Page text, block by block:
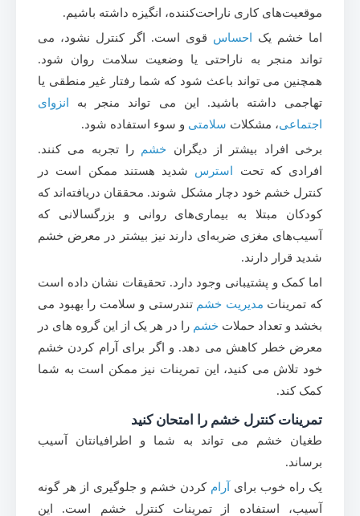
موقعیت‌های کاری ناراحت‌کننده، انگیزه داشته باشیم.
اما خشم یک
احساس قوی است. اگر کنترل نشود، می
تواند منجر به ناراحتی یا وضعیت سلامت روان شود.
همچنین می تواند باعث شود که شما رفتار غیر منطقی یا
تهاجمی داشته باشید. این می تواند منجر به انزوای
اجتماعی، مشکلات سلامتی و سوء استفاده شود.
برخی افراد بیشتر از دیگران خشم
را تجربه می کنند.
افرادی که تحت
استرس شدید هستند ممکن است در
کنترل خشم خود دچار مشکل شوند. محققان دریافته‌اند که
کودکان مبتلا به بیماری‌های روانی و بزرگسالانی که
آسیب‌های مغزی ضربه‌ای دارند نیز بیشتر در معرض خشم
شدید قرار دارند.
اما کمک و پشتیبانی وجود دارد. تحقیقات نشان داده است
که تمرینات مدیریت خشم تندرستی و سلامت را بهبود می
بخشد و تعداد حملات خشم را در هر یک از این گروه های در
معرض خطر کاهش می دهد. و اگر برای آرام کردن خشم
خود تلاش می کنید، این تمرینات نیز ممکن است به شما
کمک کند.
تمرینات کنترل خشم را امتحان کنید
طغیان خشم می تواند به شما و اطرافیانتان آسیب
برساند.
یک راه خوب برای
آرام کردن خشم و جلوگیری از هر گونه
آسیب، استفاده از تمرینات کنترل خشم است. این